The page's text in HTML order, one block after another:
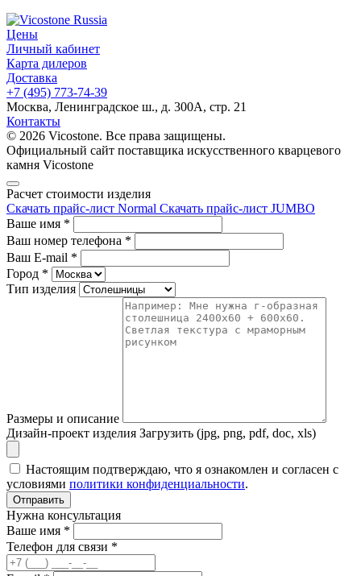
Цены
Личный кабинет
Карта дилеров
Доставка
+7 (495) 773-74-39
Москва, Ленинградское ш., д. 300А, стр. 21
Контакты
© 2026 Vicostone. Все права защищены.
Официальный сайт поставщика искусственного кварцевого
камня Vicostone
Расчет стоимости изделия
Скачать прайс-лист Normal Скачать прайс-лист JUMBO
Ваше имя *
Ваш номер телефона *
Ваш E-mail *
Город *
Тип изделия
Размеры и описание
Дизайн-проект изделия Загрузить (jpg, png, pdf, doc, xls)
Настоящим подтверждаю, что я ознакомлен и согласен с
условиями политики конфиденциальности.
Отправить
Нужна консультация
Ваше имя *
Телефон для связи *